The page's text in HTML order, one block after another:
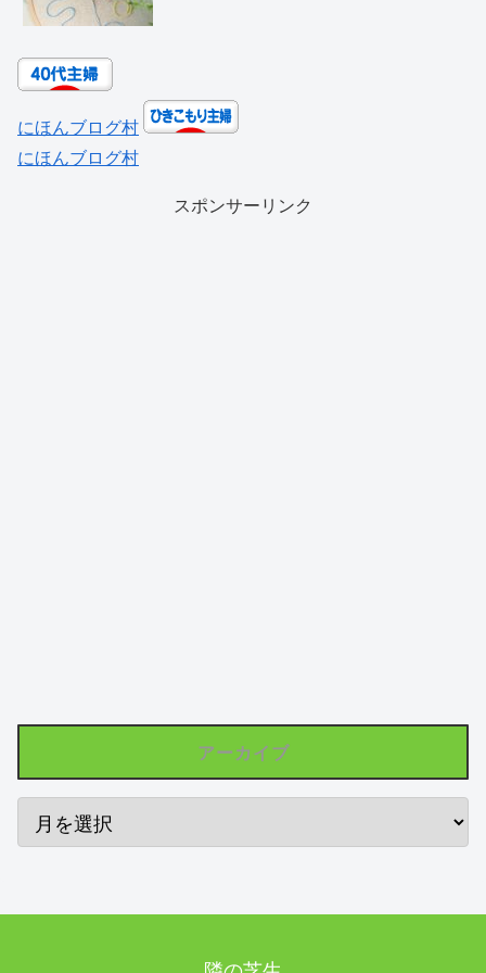
にほんブログ村
にほんブログ村
スポンサーリンク
アーカイブ